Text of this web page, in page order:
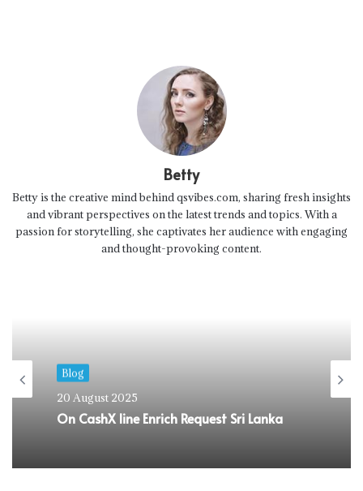
Betty
Betty is the creative mind behind qsvibes.com, sharing fresh insights
and vibrant perspectives on the latest trends and topics. With a
passion for storytelling, she captivates her audience with engaging
and thought-provoking content.
Blog
20 August 2025
On CashX line Enrich Request Sri Lanka